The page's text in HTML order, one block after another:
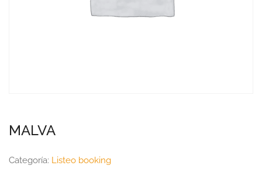
MALVA
Categoría: Listeo booking